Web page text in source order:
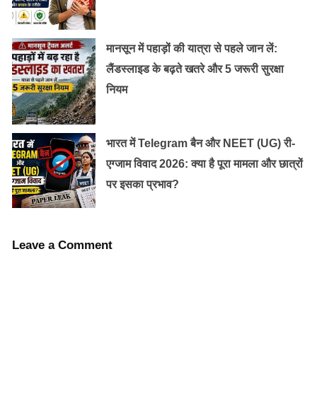
मानसून में पहाड़ों की यात्रा से पहले जान लें:
लैंडस्लाइड के बढ़ते खतरे और 5 जरूरी सुरक्षा
नियम
भारत में Telegram बैन और NEET (UG) री-
एग्जाम विवाद 2026: क्या है पूरा मामला और छात्रों
पर इसका प्रभाव?
Leave a Comment